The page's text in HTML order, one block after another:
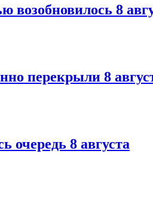
8
перекрыли 8
очередь 8 августа